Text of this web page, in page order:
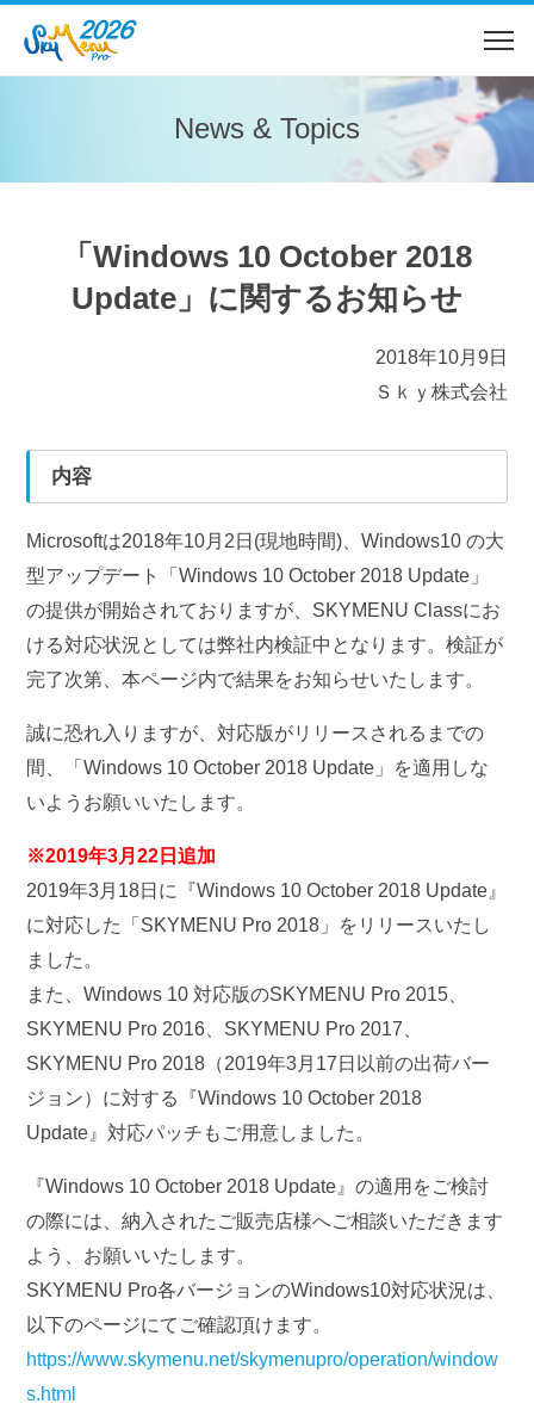
News & Topics
「Windows 10 October 2018
Update」に関するお知らせ
2018年10月9日
Ｓｋｙ株式会社
内容
Microsoftは2018年10月2日(現地時間)、Windows10 の大
型アップデート「Windows 10 October 2018 Update」
の提供が開始されておりますが、SKYMENU Classにお
ける対応状況としては弊社内検証中となります。検証が
完了次第、本ページ内で結果をお知らせいたします。
誠に恐れ入りますが、対応版がリリースされるまでの
間、「Windows 10 October 2018 Update」を適用しな
いようお願いいたします。
※2019年3月22日追加
2019年3月18日に『Windows 10 October 2018 Update』
に対応した「SKYMENU Pro 2018」をリリースいたし
ました。
また、Windows 10 対応版のSKYMENU Pro 2015、
SKYMENU Pro 2016、SKYMENU Pro 2017、
SKYMENU Pro 2018（2019年3月17日以前の出荷バー
ジョン）に対する『Windows 10 October 2018
Update』対応パッチもご用意しました。
『Windows 10 October 2018 Update』の適用をご検討
の際には、納入されたご販売店様へご相談いただきます
よう、お願いいたします。
SKYMENU Pro各バージョンのWindows10対応状況は、
以下のページにてご確認頂けます。
https://www.skymenu.net/skymenupro/operation/window
s.html